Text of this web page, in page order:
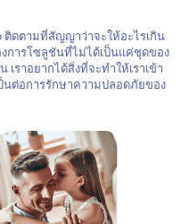
ติดตามที่สัญญาว่าจะให้อะไรเกิน
การโซลูชันที่ไม่ได้เป็นแค่ชุดของ
ราอยากได้สิ่งที่จะทำให้เราเข้า
นต่อการรักษาความปลอดภัยของ